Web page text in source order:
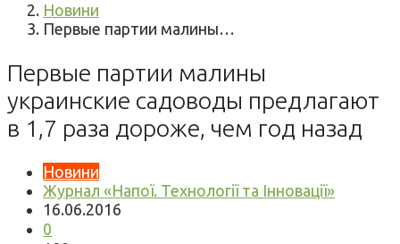
Новини
Первые партии малины…
Первые партии малины
украинские садоводы предлагают
в 1,7 раза дороже, чем год назад
Новини
Журнал «Напої. Технології та Інновації»
16.06.2016
0